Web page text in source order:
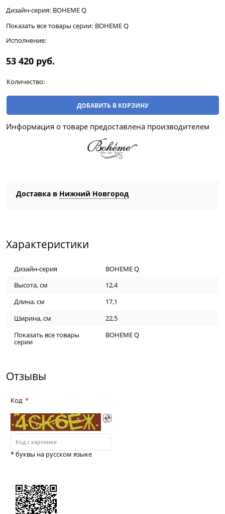
Дизайн-серия: BOHEME Q
Показать все товары серии: BOHEME Q
Исполнение:
53 420 руб.
Количество:
ДОБАВИТЬ В КОРЗИНУ
Информация о товаре предоставлена производителем
Доставка в Нижний Новгород
Характеристики
Дизайн-серия
BOHEME Q
Высота, см
12,4
Длина, см
17,1
Ширина, см
22,5
Показать все товары
серии
BOHEME Q
Отзывы
Код
* буквы на русском языке